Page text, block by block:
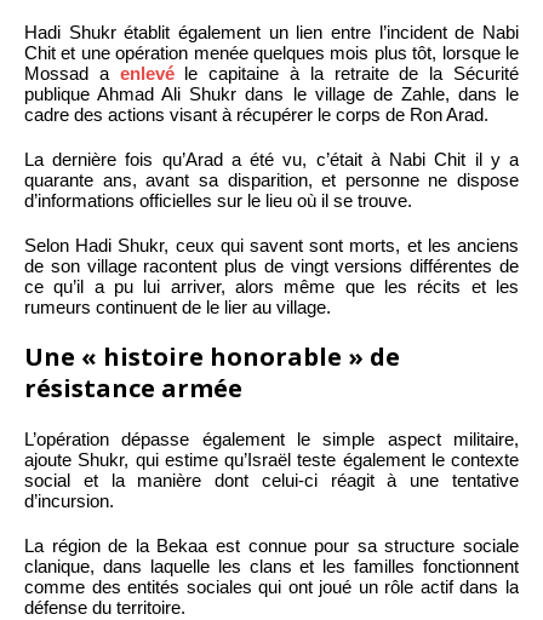
Hadi Shukr établit également un lien entre l’incident de Nabi
Chit et une opération menée quelques mois plus tôt, lorsque le
Mossad a enlevéle capitaine à la retraite de la Sécurité
publique Ahmad Ali Shukr dans le village de Zahle, dans le
cadre des actions visant à récupérer le corps de Ron Arad.
La dernière fois qu’Arad a été vu, c’était à Nabi Chit il y a
quarante ans, avant sa disparition, et personne ne dispose
d’informations officielles sur le lieu où il se trouve.
Selon Hadi Shukr, ceux qui savent sont morts, et les anciens
de son village racontent plus de vingt versions différentes de
ce qu’il a pu lui arriver, alors même que les récits et les
rumeurs continuent de le lier au village.
Une « histoire honorable » de
résistance armée
L’opération dépasse également le simple aspect militaire,
ajoute Shukr, qui estime qu’Israël teste également le contexte
social et la manière dont celui-ci réagit à une tentative
d’incursion.
La région de la Bekaa est connue pour sa structure sociale
clanique, dans laquelle les clans et les familles fonctionnent
comme des entités sociales qui ont joué un rôle actif dans la
défense du territoire.